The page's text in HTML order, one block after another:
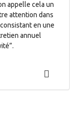
appelle cela un
attention dans
en une
annuel